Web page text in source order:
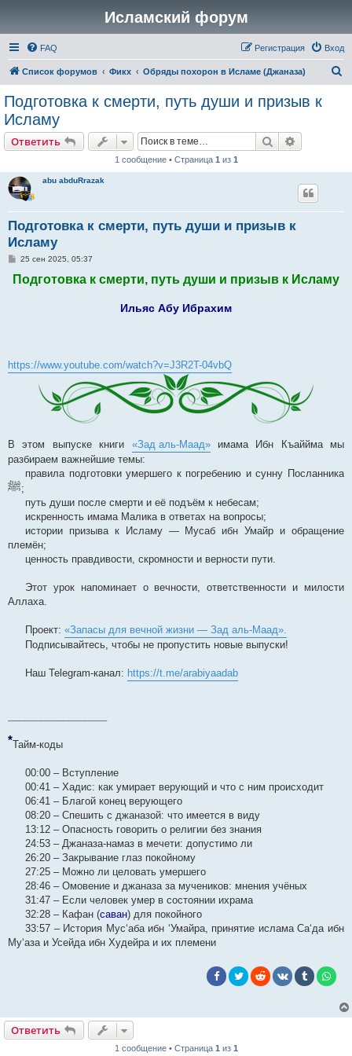
Исламский форум
FAQ Вход
Регистрация
Список форумов Фикх Обряды похорон в Исламе (Джаназа)
Подготовка к смерти, путь души и призыв к
Исламу
Ответить Поиск
1 сообщение • Страница 1 из 1
abu abduRrazak
Подготовка к смерти, путь души и призыв к
Исламу
С
о
б
25 сен 2025, 05:37
Подготовка к смерти, путь души и призыв к Исламу
Ильяс Абу Ибрахим
https://www.youtube.com/watch?v=J3R2T-04vbQ
В этом выпуске книги «Зад аль-Маад»имама Ибн Къаййма мы
разбираем важнейшие темы:
правила подготовки умершего к погребению и сунну Посланника
ﷺ;
путь души после смерти и её подъём к небесам;
искренность имама Малика в ответах на вопросы;
истории призыва к Исламу — Мусаб ибн Умайр и обращение
племён;
ценность правдивости, скромности и верности пути.
Этот урок напоминает о вечности, ответственности и милости
Аллаха.
Проект: «Запасы для вечной жизни — Зад аль-Маад».
Подписывайтесь, чтобы не пропустить новые выпуски!
Наш Telegram-канал: https://t.me/arabiyaadab
*Тайм-коды
00:00 – Вступление
00:41 – Хадис: как умирает верующий и что с ним происходит
06:41 – Благой конец верующего
08:20 – Спешить с джаназой: что имеется в виду
13:12 – Опасность говорить о религии без знания
24:53 – Джаназа-намаз в мечети: допустимо ли
26:20 – Закрывание глаз покойному
27:25 – Можно ли целовать умершего
28:46 – Омовение и джаназа за мучеников: мнения учёных
31:47 – Если человек умер в состоянии ихрама
32:28 – Кафан (саван) для покойного
33:57 – История Мус‘аба ибн ‘Умайра, принятие ислама Са‘да ибн
Му‘аза и Усейда ибн Худейра и их племени
Ответить
1 сообщение • Страница 1 из 1